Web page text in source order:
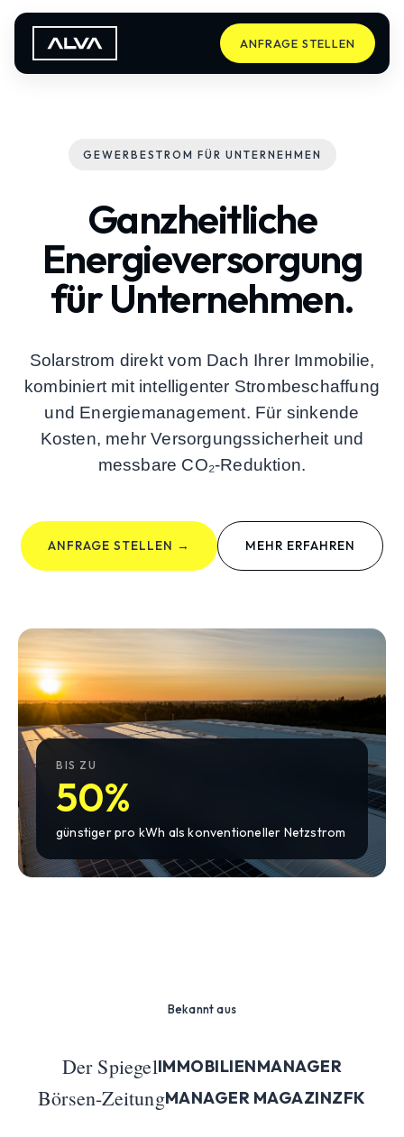
ANFRAGE STELLEN
GEWERBESTROM FÜR UNTERNEHMEN
Ganzheitliche
Energieversorgung
für Unternehmen.
Solarstrom direkt vom Dach Ihrer Immobilie,
kombiniert mit intelligenter Strombeschaffung
und Energiemanagement. Für sinkende
Kosten, mehr Versorgungssicherheit und
messbare CO₂-Reduktion.
ANFRAGE STELLEN → MEHR ERFAHREN
BIS ZU
50%
günstiger pro kWh als konventioneller Netzstrom
Bekannt aus
Der SpiegelIMMOBILIENMANAGER
Börsen-ZeitungMANAGER MAGAZINZFK